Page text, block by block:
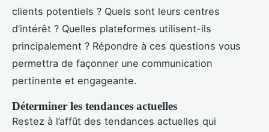
clients potentiels ? Quels sont leurs centres
d’intérêt ? Quelles plateformes utilisent-ils
principalement ? Répondre à ces questions vous
permettra de façonner une communication
pertinente et engageante.
Déterminer les tendances actuelles
Restez à l’affût des tendances actuelles qui